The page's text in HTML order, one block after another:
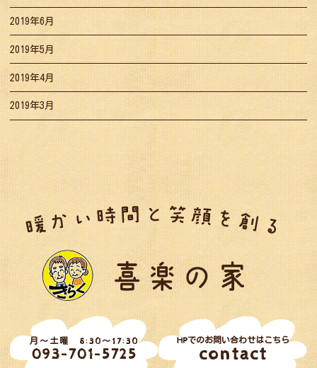
2019年6月
2019年5月
2019年4月
2019年3月
月～土曜 8:30～17:30
093-701-5725
HPでのお問い合わせはこちら
contact